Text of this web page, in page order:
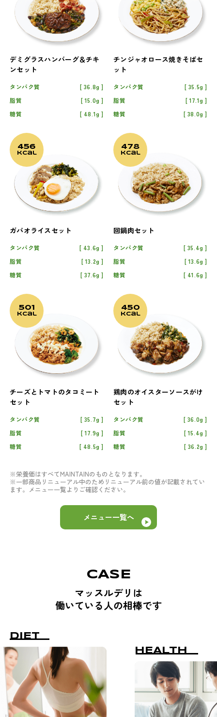
デミグラスハンバーグ＆チキ
ンセット
タンパク質
36.8g
脂質
15.0g
糖質
48.1g
チンジャオロース焼きそばセ
ット
タンパク質
35.5g
脂質
17.1g
糖質
38.0g
456
kcal
ガパオライスセット
タンパク質
43.6g
脂質
13.2g
糖質
37.6g
478
kcal
回鍋肉セット
タンパク質
35.4g
脂質
13.6g
糖質
41.6g
501
kcal
チーズとトマトのタコミート
セット
タンパク質
35.7g
脂質
17.9g
糖質
48.5g
450
kcal
鶏肉のオイスターソースがけ
セット
タンパク質
36.0g
脂質
15.4g
糖質
36.2g
※栄養価はすべてMAINTAINのものとなります。
※一部商品リニューアル中のためリニューアル前の値が記載されてい
ます。メニュー一覧よりご確認ください。
メニュー一覧へ
CASE
マッスルデリは
働いている人の相棒です
DIET
HEALTH